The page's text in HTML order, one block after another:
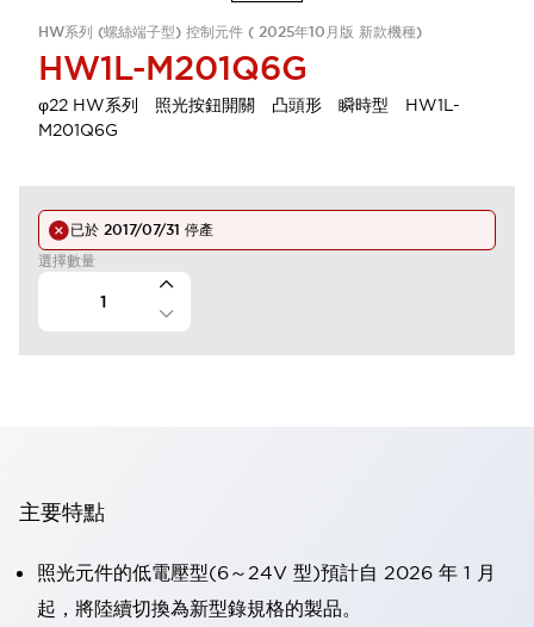
HW系列 (螺絲端子型) 控制元件 ( 2025年10月版 新款機種)
HW1L-M201Q6G
φ22 HW系列 照光按鈕開關 凸頭形 瞬時型 HW1L-
M201Q6G
已於 2017/07/31 停產
選擇數量
主要特點
照光元件的低電壓型(6～24V 型)預計自 2026 年 1 月
起，將陸續切換為新型錄規格的製品。